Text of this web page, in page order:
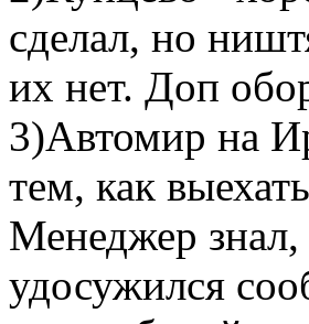
сделал, но
их нет. Доп
3)Автомир на
тем, как
Менеджер знал,
удосужился